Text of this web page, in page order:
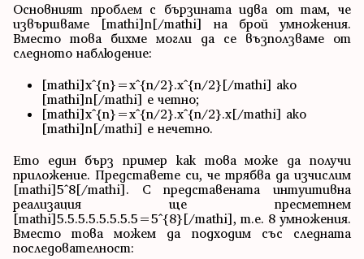
Основният проблем с бързината идва от там, че
извършваме [mathi]n[/mathi] на брой умножения.
Вместо това бихме могли да се възползваме от
следното наблюдение:
[mathi]x^{n}=x^{n/2}.x^{n/2}[/mathi] ако
[mathi]n[/mathi] е четно;
[mathi]x^{n}=x^{n/2}.x^{n/2}.x[/mathi] ако
[mathi]n[/mathi] е нечетно.
Ето един бърз пример как това може да получи
приложение. Представете си, че трябва да изчислим
[mathi]5^8[/mathi]. С представената интуитивна
реализация ще пресметнем
[mathi]5.5.5.5.5.5.5.5=5^{8}[/mathi], т.е. 8 умножения.
Вместо това можем да подходим със следната
последователност: